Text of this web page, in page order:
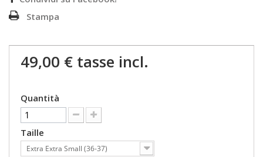
Stampa
49,00 € tasse incl.
Quantità
Taille
Extra Extra Small (36-37)